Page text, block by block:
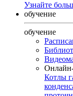
Узнайте
обучение
обучение
Котлы